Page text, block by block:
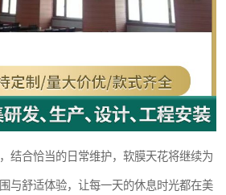
结合恰当的日常维护，软膜天花将继续为
与舒适体验，让每一天的休息时光都在美